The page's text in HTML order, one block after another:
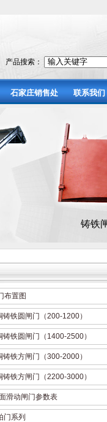
产品搜索：
石家庄销售处 联系我们
布置图
铁圆闸门（200-1200）
铁圆闸门（1400-2500）
铁方闸门（300-2000）
铁方闸门（2200-3000）
滑动闸门参数表
门系列